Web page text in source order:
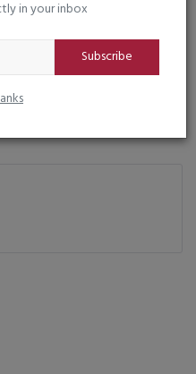
in your inbox
Subscribe